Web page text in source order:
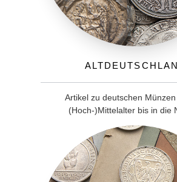
Artikel zu deutschen
(Hoch-)Mittelalter bis in die